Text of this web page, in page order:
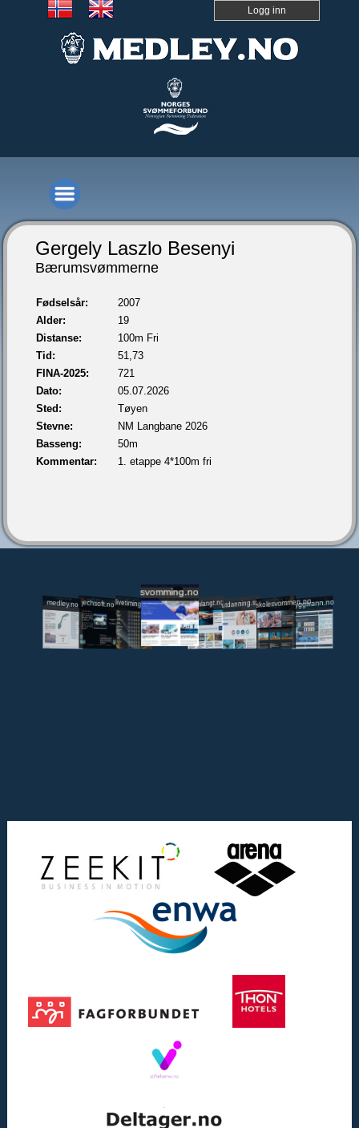
Logg inn
Gergely Laszlo Besenyi
Bærumsvømmerne
Fødselsår:
2007
Alder:
19
Distanse:
100m Fri
Tid:
51,73
FINA-2025:
721
Dato:
05.07.2026
Sted:
Tøyen
Stevne:
NM Langbane 2026
Basseng:
50m
Kommentar:
1. etappe 4*100m fri
medley.no jechsoft.nolivetiming.medley.no
svomming.no
svomlangt.noutdanning.svomming.no
skolesvommen.notryggivann.no